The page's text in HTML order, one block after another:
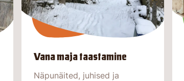
Vana maja taastamine
Näpunäited, juhised ja